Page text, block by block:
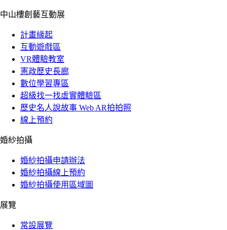
中山樓創藝互動展
計畫緣起
互動遊戲區
VR體驗教室
憲政歷史長廊
數位學習專區
超級找一找虛實體驗區
歷史名人說故事 Web AR拍拍照
線上預約
婚紗拍攝
婚紗拍攝申請辦法
婚紗拍攝線上預約
婚紗拍攝使用區域圖
展覽
常設展覽